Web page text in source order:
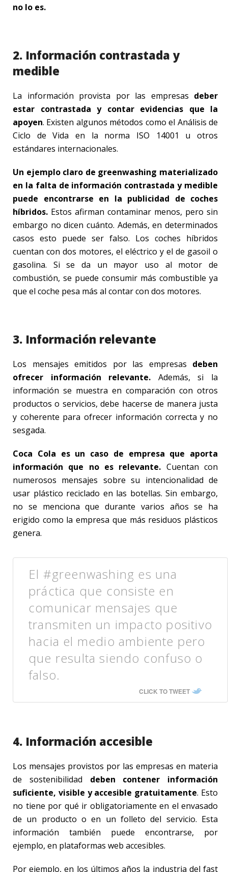
no lo es.
2. Información contrastada y
medible
La información provista por las empresas deber
estar contrastada y contar evidencias que la
apoyen. Existen algunos métodos como el Análisis de
Ciclo de Vida en la norma ISO 14001 u otros
estándares internacionales.
Un ejemplo claro de greenwashing materializado
en la falta de información contrastada y medible
puede encontrarse en la publicidad de coches
híbridos. Estos afirman contaminar menos, pero sin
embargo no dicen cuánto. Además, en determinados
casos esto puede ser falso. Los coches híbridos
cuentan con dos motores, el eléctrico y el de gasoil o
gasolina. Si se da un mayor uso al motor de
combustión, se puede consumir más combustible ya
que el coche pesa más al contar con dos motores.
3. Información relevante
Los mensajes emitidos por las empresas deben
ofrecer información relevante. Además, si la
información se muestra en comparación con otros
productos o servicios, debe hacerse de manera justa
y coherente para ofrecer información correcta y no
sesgada.
Coca Cola es un caso de empresa que aporta
información que no es relevante. Cuentan con
numerosos mensajes sobre su intencionalidad de
usar plástico reciclado en las botellas. Sin embargo,
no se menciona que durante varios años se ha
erigido como la empresa que más residuos plásticos
genera.
El #greenwashing es una
práctica que consiste en
comunicar mensajes que
transmiten un impacto positivo
hacia el medio ambiente pero
que resulta siendo confuso o
falso.
CLICK TO TWEET
4. Información accesible
Los mensajes provistos por las empresas en materia
de sostenibilidad deben contener información
suficiente, visible y accesible gratuitamente. Esto
no tiene por qué ir obligatoriamente en el envasado
de un producto o en un folleto del servicio. Esta
información también puede encontrarse, por
ejemplo, en plataformas web accesibles.
Por ejemplo, en los últimos años la industria del fast